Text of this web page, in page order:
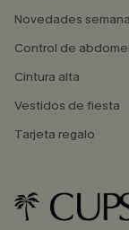
Novedades
Control de
Cintura alta
Vestidos de fiesta
Tarjeta regalo